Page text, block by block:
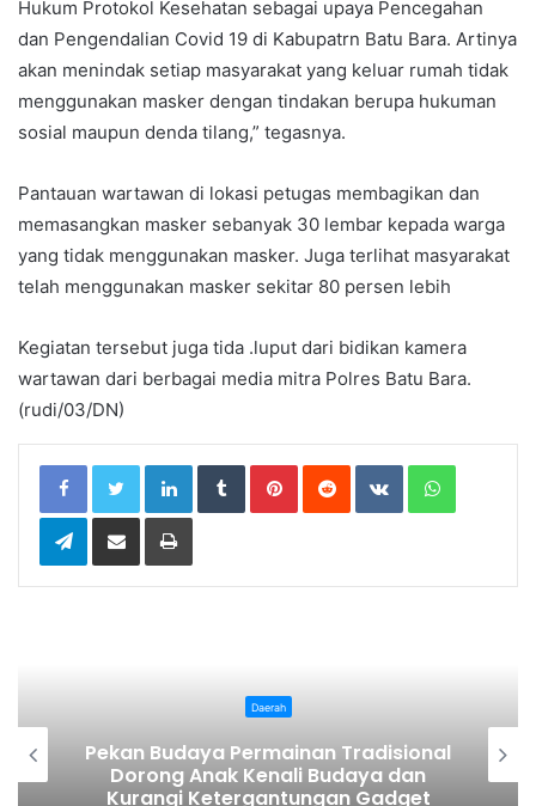
Hukum Protokol Kesehatan sebagai upaya Pencegahan
dan Pengendalian Covid 19 di Kabupatrn Batu Bara. Artinya
akan menindak setiap masyarakat yang keluar rumah tidak
menggunakan masker dengan tindakan berupa hukuman
sosial maupun denda tilang,” tegasnya.
Pantauan wartawan di lokasi petugas membagikan dan
memasangkan masker sebanyak 30 lembar kepada warga
yang tidak menggunakan masker. Juga terlihat masyarakat
telah menggunakan masker sekitar 80 persen lebih
Kegiatan tersebut juga tida .luput dari bidikan kamera
wartawan dari berbagai media mitra Polres Batu Bara.
(rudi/03/DN)
LinkedIn Tumblr Pinterest Reddit VKontakte
Telegram Print
Bupati Karo Serahkan Surat
Pernyataan Resmi Penyerahan Aset
RSUD Kabanjahe ke Moderamen